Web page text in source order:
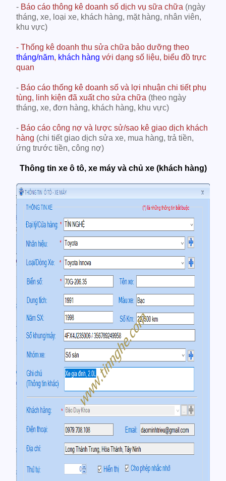
- Báo cáo thông kê doanh số dịch vụ sữa chữa (ngày
tháng, xe, loại xe, khách hàng, mặt hàng, nhân viên,
khu vực)
- Thống kê doanh thu sửa chữa bảo dưỡng theo
tháng/năm, khách hàng với dạng số liệu, biểu đồ trực
quan
- Báo cáo thống kê doanh số và lợi nhuận chi tiết phụ
tùng, linh kiện đã xuất cho sửa chữa (theo ngày
tháng, xe, đơn hàng, khách hàng, khu vực)
- Báo cáo công nợ và lược sử/sao kê giao dịch khách
hàng (chi tiết giao dịch sửa xe, mua hàng, trả tiền,
ứng trước tiền, công nợ)
Thông tin xe ô tô, xe máy và chủ xe (khách hàng)